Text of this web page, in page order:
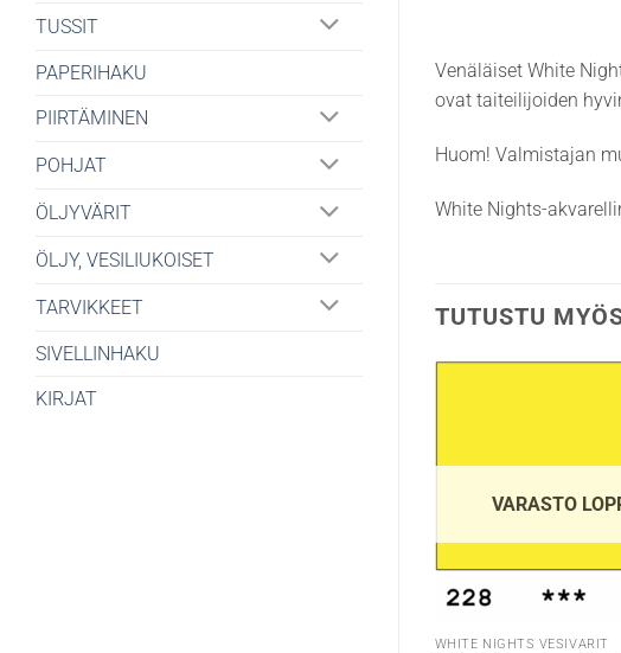
TUSSIT
PAPERIHAKU
PIIRTÄMINEN
POHJAT
ÖLJYVÄRIT
ÖLJY, VESILIUKOISET
TARVIKKEET
SIVELLINHAKU
KIRJAT
Venäläiset White
ovat taiteilijoiden
Huom! Valmistajan
White Nights-
TUTUSTU
VARASTO
WHITE NIGHTS VESIVÄRIT